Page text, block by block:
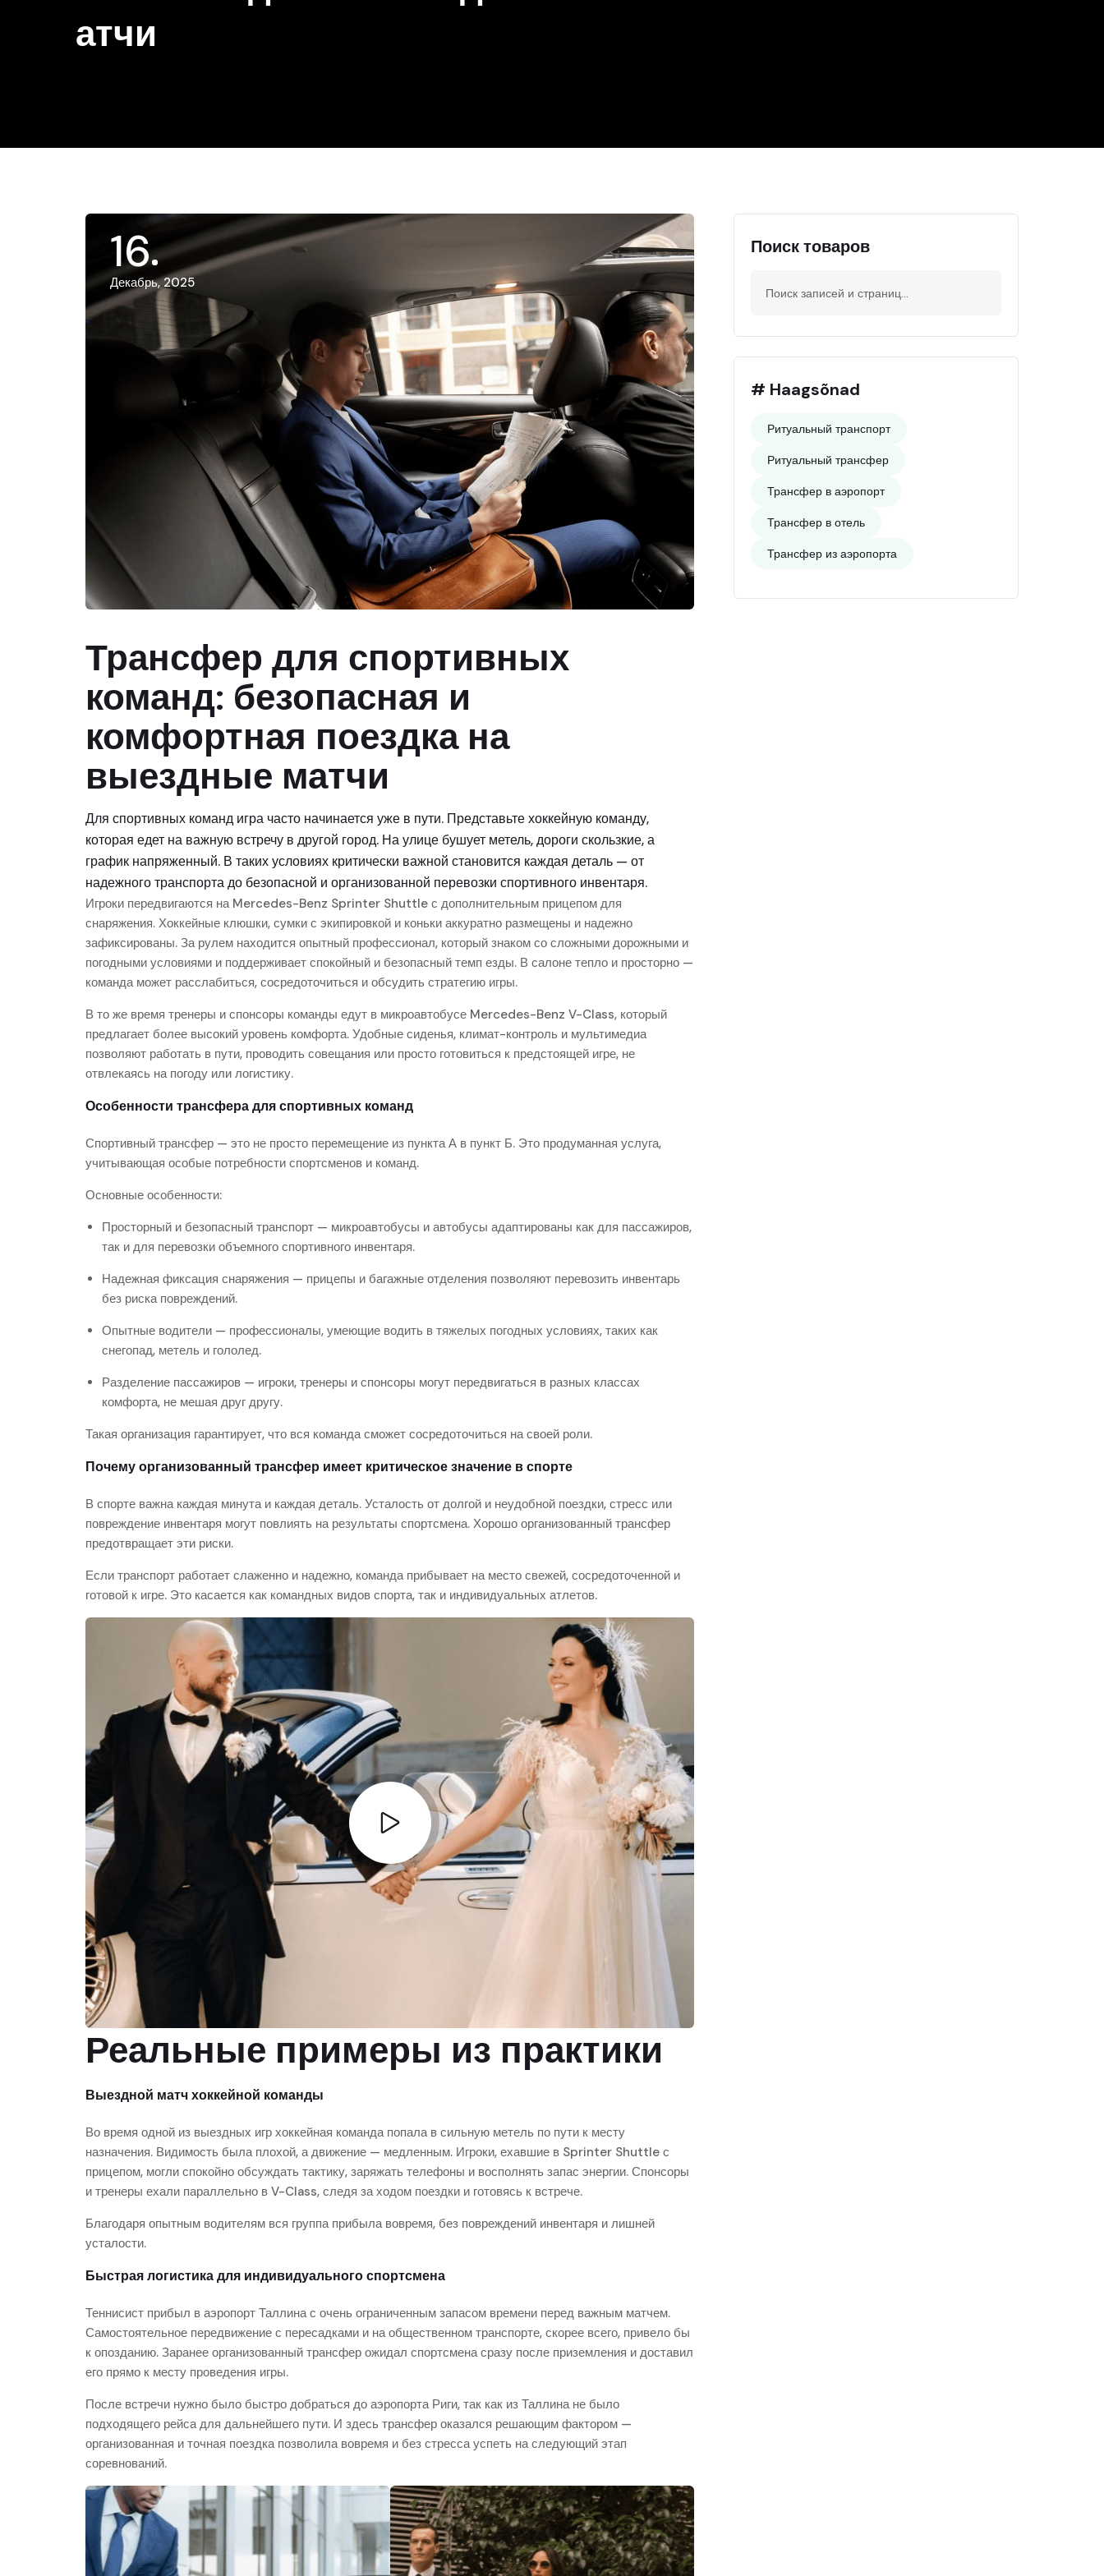
атчи
16
Декабрь, 2025
Трансфер для спортивных
команд: безопасная и
комфортная поездка на
выездные матчи
Для спортивных команд игра часто начинается уже в пути. Представьте хоккейную команду,
которая едет на важную встречу в другой город. На улице бушует метель, дороги скользкие, а
график напряженный. В таких условиях критически важной становится каждая деталь — от
надежного транспорта до безопасной и организованной перевозки спортивного инвентаря.
Игроки передвигаются на Mercedes-Benz Sprinter Shuttle с дополнительным прицепом для
снаряжения. Хоккейные клюшки, сумки с экипировкой и коньки аккуратно размещены и надежно
зафиксированы. За рулем находится опытный профессионал, который знаком со сложными дорожными и
погодными условиями и поддерживает спокойный и безопасный темп езды. В салоне тепло и просторно —
команда может расслабиться, сосредоточиться и обсудить стратегию игры.
В то же время тренеры и спонсоры команды едут в микроавтобусе Mercedes-Benz V-Class, который
предлагает более высокий уровень комфорта. Удобные сиденья, климат-контроль и мультимедиа
позволяют работать в пути, проводить совещания или просто готовиться к предстоящей игре, не
отвлекаясь на погоду или логистику.
Особенности трансфера для спортивных команд
Спортивный трансфер — это не просто перемещение из пункта А в пункт Б. Это продуманная услуга,
учитывающая особые потребности спортсменов и команд.
Основные особенности:
Просторный и безопасный транспорт — микроавтобусы и автобусы адаптированы как для пассажиров,
так и для перевозки объемного спортивного инвентаря.
Надежная фиксация снаряжения — прицепы и багажные отделения позволяют перевозить инвентарь
без риска повреждений.
Опытные водители — профессионалы, умеющие водить в тяжелых погодных условиях, таких как
снегопад, метель и гололед.
Разделение пассажиров — игроки, тренеры и спонсоры могут передвигаться в разных классах
комфорта, не мешая друг другу.
Такая организация гарантирует, что вся команда сможет сосредоточиться на своей роли.
Почему организованный трансфер имеет критическое значение в спорте
В спорте важна каждая минута и каждая деталь. Усталость от долгой и неудобной поездки, стресс или
повреждение инвентаря могут повлиять на результаты спортсмена. Хорошо организованный трансфер
предотвращает эти риски.
Если транспорт работает слаженно и надежно, команда прибывает на место свежей, сосредоточенной и
готовой к игре. Это касается как командных видов спорта, так и индивидуальных атлетов.
Реальные примеры из практики
Выездной матч хоккейной команды
Во время одной из выездных игр хоккейная команда попала в сильную метель по пути к месту
назначения. Видимость была плохой, а движение — медленным. Игроки, ехавшие в Sprinter Shuttle с
прицепом, могли спокойно обсуждать тактику, заряжать телефоны и восполнять запас энергии. Спонсоры
и тренеры ехали параллельно в V-Class, следя за ходом поездки и готовясь к встрече.
Благодаря опытным водителям вся группа прибыла вовремя, без повреждений инвентаря и лишней
усталости.
Быстрая логистика для индивидуального спортсмена
Теннисист прибыл в аэропорт Таллина с очень ограниченным запасом времени перед важным матчем.
Самостоятельное передвижение с пересадками и на общественном транспорте, скорее всего, привело бы
к опозданию. Заранее организованный трансфер ожидал спортсмена сразу после приземления и доставил
его прямо к месту проведения игры.
После встречи нужно было быстро добраться до аэропорта Риги, так как из Таллина не было
подходящего рейса для дальнейшего пути. И здесь трансфер оказался решающим фактором —
организованная и точная поездка позволила вовремя и без стресса успеть на следующий этап
соревнований.
Поиск товаров
# Haagsõnad
Ритуальный транспорт
Ритуальный трансфер
Трансфер в аэропорт
Трансфер в отель
Трансфер из аэропорта